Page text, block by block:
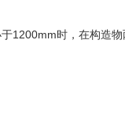
1200mm时，在构造